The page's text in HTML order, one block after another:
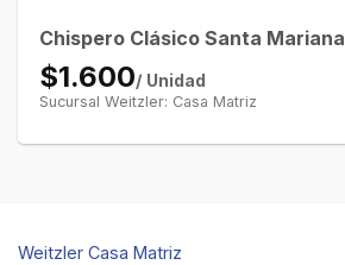
Chispero Clásico Santa Mariana
$1.600/ Unidad
Sucursal Weitzler: Casa Matriz
Weitzler Casa Matriz